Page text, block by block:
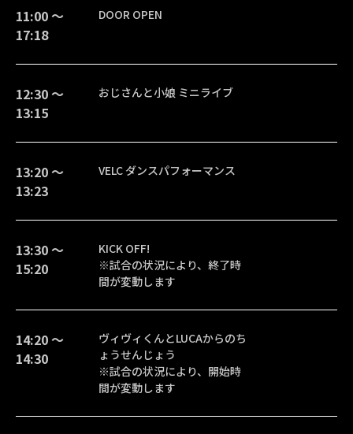
11:00 〜
17:18
DOOR OPEN
12:30 〜
13:15
おじさんと小娘 ミニライブ
13:20 〜
13:23
VELC ダンスパフォーマンス
13:30 〜
15:20
KICK OFF!
※試合の状況により、終了時
間が変動します
14:20 〜
14:30
ヴィヴィくんとLUCAからのち
ょうせんじょう
※試合の状況により、開始時
間が変動します